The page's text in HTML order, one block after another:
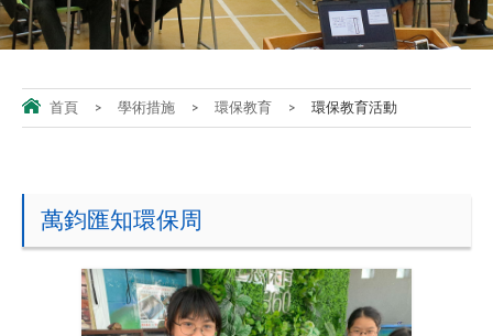
首頁 > 學術措施 > 環保教育 > 環保教育活動
萬鈞匯知環保周